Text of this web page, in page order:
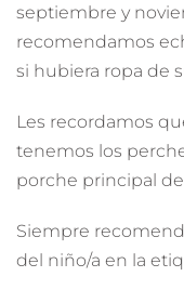
septiembre y
recomendamos
si hubiera ropa de
Les recordamos
tenemos los
porche principal
Siempre
del niño/a en la